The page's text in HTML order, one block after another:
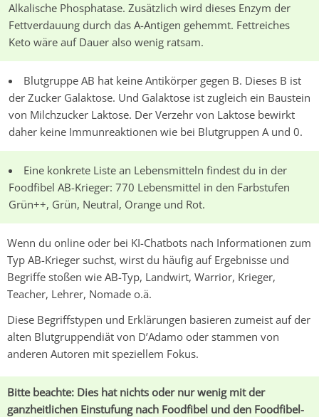
Alkalische Phosphatase. Zusätzlich wird dieses Enzym der
Fettverdauung durch das A-Antigen gehemmt. Fettreiches
Keto wäre auf Dauer also wenig ratsam.
Blutgruppe AB hat keine Antikörper gegen B. Dieses B ist
der Zucker Galaktose. Und Galaktose ist zugleich ein Baustein
von Milchzucker Laktose. Der Verzehr von Laktose bewirkt
daher keine Immunreaktionen wie bei Blutgruppen A und 0.
Eine konkrete Liste an Lebensmitteln findest du in der
Foodfibel AB-Krieger: 770 Lebensmittel in den Farbstufen
Grün++, Grün, Neutral, Orange und Rot.
Wenn du online oder bei KI-Chatbots nach Informationen zum
Typ AB-Krieger suchst, wirst du häufig auf Ergebnisse und
Begriffe stoßen wie AB-Typ, Landwirt, Warrior, Krieger,
Teacher, Lehrer, Nomade o.ä.
Diese Begriffstypen und Erklärungen basieren zumeist auf der
alten Blutgruppendiät von D’Adamo oder stammen von
anderen Autoren mit speziellem Fokus.
Bitte beachte: Dies hat nichts oder nur wenig mit der
ganzheitlichen Einstufung nach Foodfibel und den Foodfibel-